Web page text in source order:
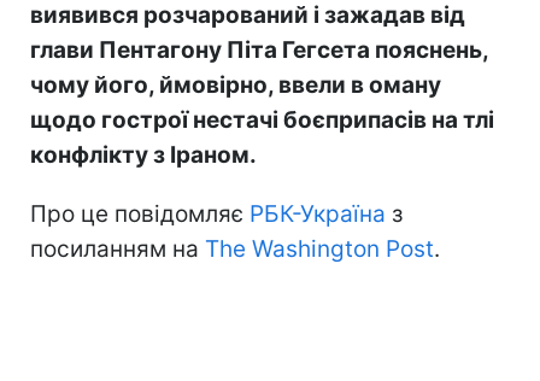
виявився розчарований і зажадав від
глави Пентагону Піта Гегсета пояснень,
чому його, ймовірно, ввели в оману
щодо гострої нестачі боєприпасів на тлі
конфлікту з Іраном.
Про це повідомляє РБК-Україна з
посиланням на The Washington Post.